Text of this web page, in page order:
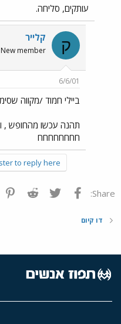
עותקים, סליחה.
ק קלייר
New member
6/6/01
ביילי חמוד /מקווה
תהנה עכשו מהחופש ,
חחחחחחחח
to reply here.
Share: פייסבוק Twitter
Reddit
דו קיום